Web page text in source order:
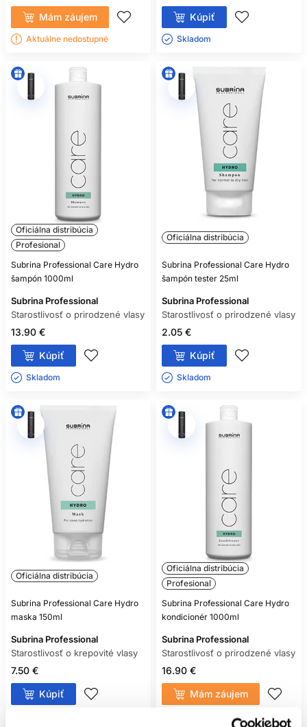
Mám záujem
Aktuálne nedostupné
Kúpiť
Skladom ㅤ
Oficiálna distribúcia
Profesional
Subrina Professional Care Hydro
šampón 1000ml
Subrina Professional
Starostlivosť o prirodzené vlasy
13.90 €
Kúpiť
Skladom ㅤ
Oficiálna distribúcia
Subrina Professional Care Hydro
šampón tester 25ml
Subrina Professional
Starostlivosť o prirodzené vlasy
2.05 €
Kúpiť
Skladom ㅤ
Oficiálna distribúcia
Subrina Professional Care Hydro
maska 150ml
Subrina Professional
Starostlivosť o krepovité vlasy
7.50 €
Kúpiť
Oficiálna distribúcia
Profesional
Subrina Professional Care Hydro
kondicionér 1000ml
Subrina Professional
Starostlivosť o prirodzené vlasy
16.90 €
Mám záujem
Aktuálne nedostupné